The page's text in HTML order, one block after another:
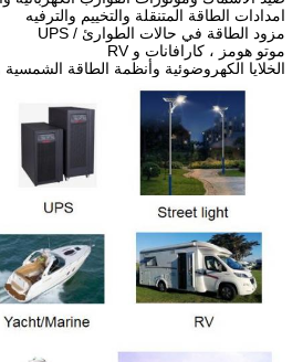
امدادات الطاقة المتنقلة والتخييم والترفيه
مزود الطاقة في حالات الطوارئ / UPS
موتو هومز ، كارافانات و RV
الخلايا الكهروضوئية وأنظمة الطاقة